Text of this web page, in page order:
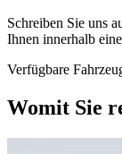
Schreiben Sie uns
Ihnen innerhalb
Verfügbare
Womit Sie